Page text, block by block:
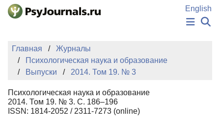
Перейти к основному содержанию
English
НОВОСТИ
ИЗДАНИЯ
АВТОРЫ
БАЗА ЗНАНИЙ
КЛЮЧЕВЫЕ СЛОВА
Регистрация
Главная
Журналы
Психологическая наука и образование
Выпуски
2014. Том 19. № 3
Психологическая наука и образование
2014. Том 19. № 3. С. 186–196
ISSN: 1814-2052 / 2311-7273 (online)